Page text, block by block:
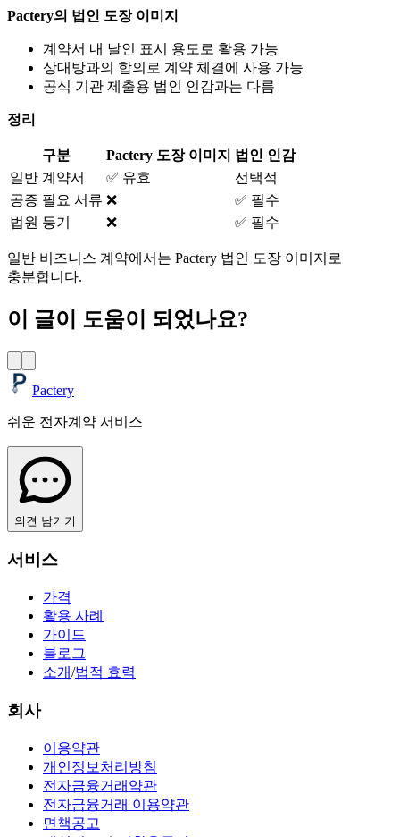
Pactery의 법인 도장 이미지
계약서 내 날인 표시 용도로 활용 가능
상대방과의 합의로 계약 체결에 사용 가능
공식 기관 제출용 법인 인감과는 다름
정리
구분 Pactery 도장 이미지 법인 인감
일반 계약서
✅ 유효
선택적
공증 필요 서류 ❌
✅ 필수
법원 등기
❌ ✅ 필수
일반 비즈니스 계약에서는 Pactery 법인 도장 이미지로
충분합니다.
이 글이 도움이 되었나요?
Pactery
쉬운 전자계약 서비스
의견 남기기
서비스
가격
활용 사례
가이드
블로그
소개/법적 효력
회사
이용약관
개인정보처리방침
전자금융거래약관
전자금융거래 이용약관
면책공고